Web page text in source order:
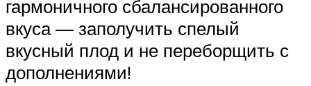
гармоничного сбалансированного
вкуса — заполучить спелый
вкусный плод и не переборщить с
дополнениями!